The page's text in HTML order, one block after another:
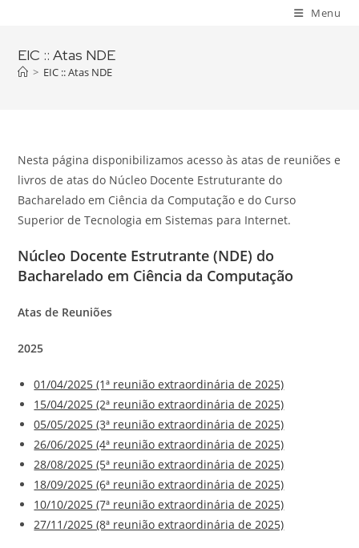
content
Menu
EIC :: Atas NDE
> EIC :: Atas NDE
Nesta página disponibilizamos acesso às atas de reuniões e
livros de atas do Núcleo Docente Estruturante do
Bacharelado em Ciência da Computação e do Curso
Superior de Tecnologia em Sistemas para Internet.
Núcleo Docente Estrutrante (NDE) do
Bacharelado em Ciência da Computação
Atas de Reuniões
2025
01/04/2025 (1ª reunião extraordinária de 2025)
15/04/2025 (2ª reunião extraordinária de 2025)
05/05/2025 (3ª reunião extraordinária de 2025)
26/06/2025 (4ª reunião extraordinária de 2025)
28/08/2025 (5ª reunião extraordinária de 2025)
18/09/2025 (6ª reunião extraordinária de 2025)
10/10/2025 (7ª reunião extraordinária de 2025)
27/11/2025 (8ª reunião extraordinária de 2025)